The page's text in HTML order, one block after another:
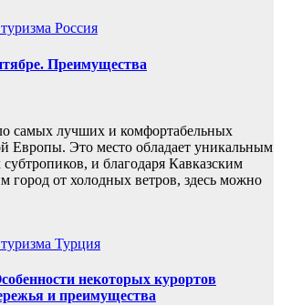
Россия
Преимущества
самых лучших и комфортабельных
Европы. Это место обладает уникальным
и благодаря Кавказским
город от холодных ветров, здесь можно
Турция
некоторых курортов
и преимущества